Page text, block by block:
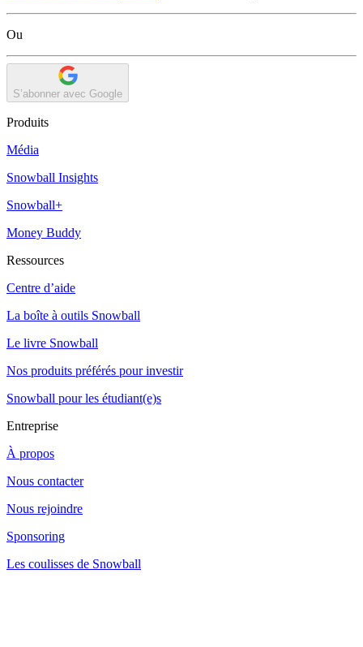
Ou
S’abonner avec Google
Produits
Média
Snowball Insights
Snowball+
Money Buddy
Ressources
Centre d’aide
La boîte à outils Snowball
Le livre Snowball
Nos produits préférés pour investir
Snowball pour les étudiant(e)s
Entreprise
À propos
Nous contacter
Nous rejoindre
Sponsoring
Les coulisses de Snowball